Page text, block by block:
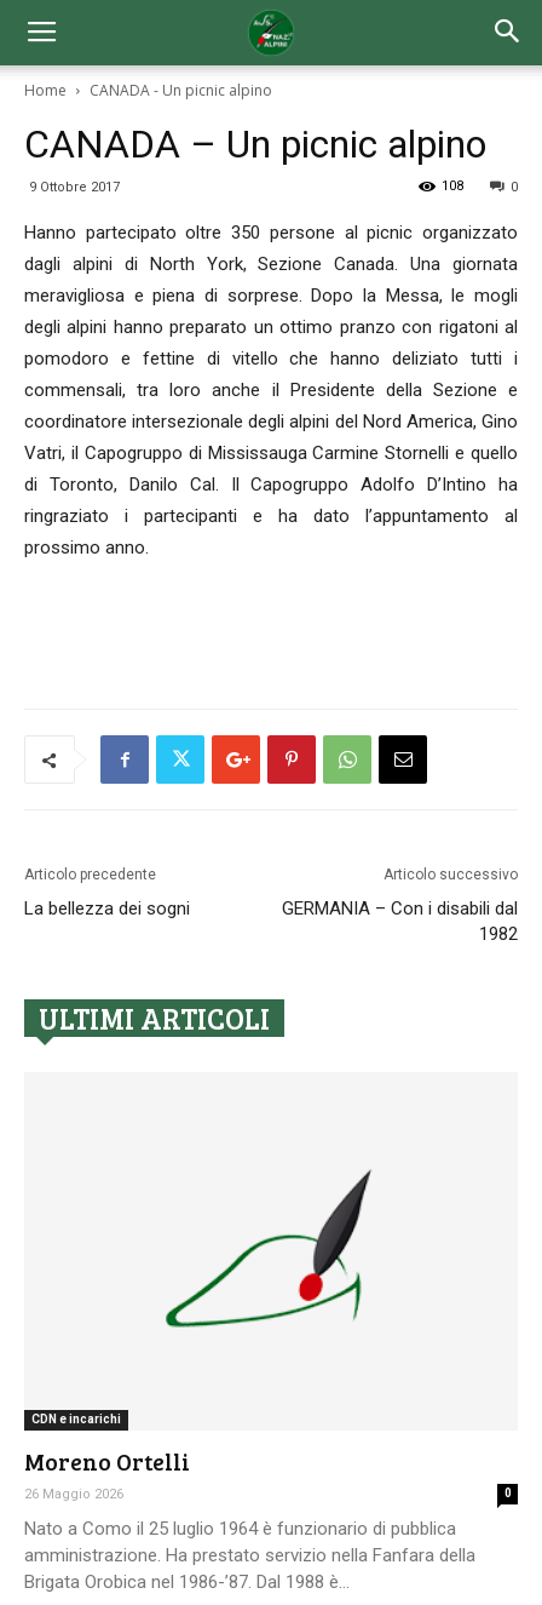
Home CANADA - Un picnic alpino
CANADA – Un picnic alpino
9 Ottobre 2017 0
108
Hanno partecipato oltre 350 persone al picnic organizzato
dagli alpini di North York, Sezione Canada. Una giornata
meravigliosa e piena di sorprese. Dopo la Messa, le mogli
degli alpini hanno preparato un ottimo pranzo con rigatoni al
pomodoro e fettine di vitello che hanno deliziato tutti i
commensali, tra loro anche il Presidente della Sezione e
coordinatore intersezionale degli alpini del Nord America, Gino
Vatri, il Capogruppo di Mississauga Carmine Stornelli e quello
di Toronto, Danilo Cal. Il Capogruppo Adolfo D’Intino ha
ringraziato i partecipanti e ha dato l’appuntamento al
prossimo anno.
Articolo precedente
La bellezza dei sogni
Articolo successivo
GERMANIA – Con i disabili dal
1982
ULTIMI ARTICOLI
CDN e incarichi
Moreno Ortelli
26 Maggio 2026 0
Nato a Como il 25 luglio 1964 è funzionario di pubblica
amministrazione. Ha prestato servizio nella Fanfara della
Brigata Orobica nel 1986-’87. Dal 1988 è...